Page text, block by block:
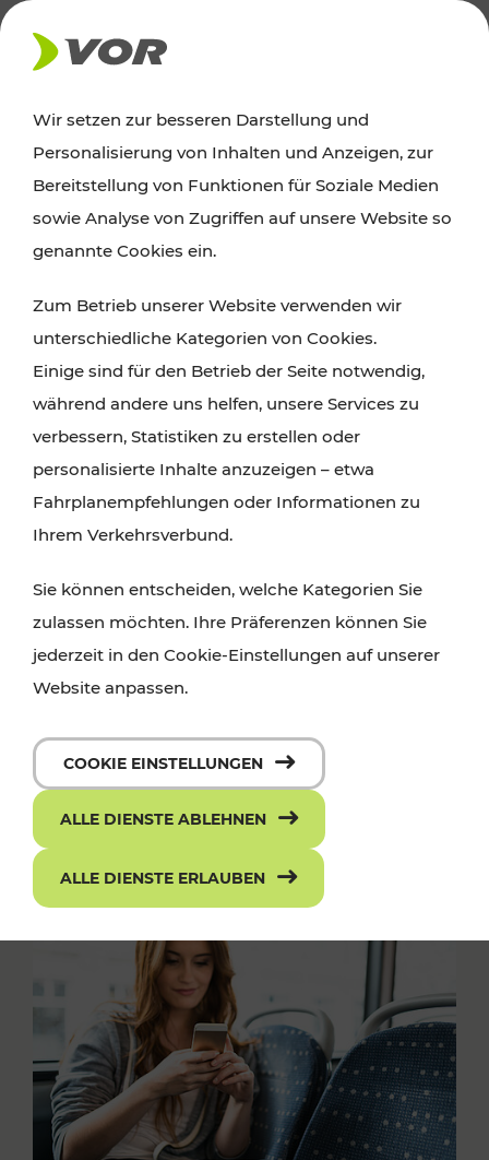
AKTUELLES
News
Alle wichtigen Meldungen zu Fahrplanänderungen,
finden Sie hier im Überblick.
Wir setzen zur besseren Darstellung und
Personalisierung von Inhalten und Anzeigen, zur
Bereitstellung von Funktionen für Soziale Medien
sowie Analyse von Zugriffen auf unsere Website so
genannte Cookies ein.
Zum Betrieb unserer Website verwenden wir
unterschiedliche Kategorien von Cookies.
Einige sind für den Betrieb der Seite notwendig,
während andere uns helfen, unsere Services zu
verbessern, Statistiken zu erstellen oder
personalisierte Inhalte anzuzeigen – etwa
Fahrplanempfehlungen oder Informationen zu
Ihrem Verkehrsverbund.
Sie können entscheiden, welche Kategorien Sie
zulassen möchten. Ihre Präferenzen können Sie
jederzeit in den Cookie-Einstellungen auf unserer
Website anpassen.
COOKIE EINSTELLUNGEN
ALLE DIENSTE ABLEHNEN
ALLE DIENSTE ERLAUBEN